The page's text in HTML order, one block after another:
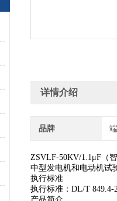
详情介绍
品牌
ZSVLF-50KV/1.1μF（
中型发电机和电动机试
执行标准
执行标准：DL/T 849.4-